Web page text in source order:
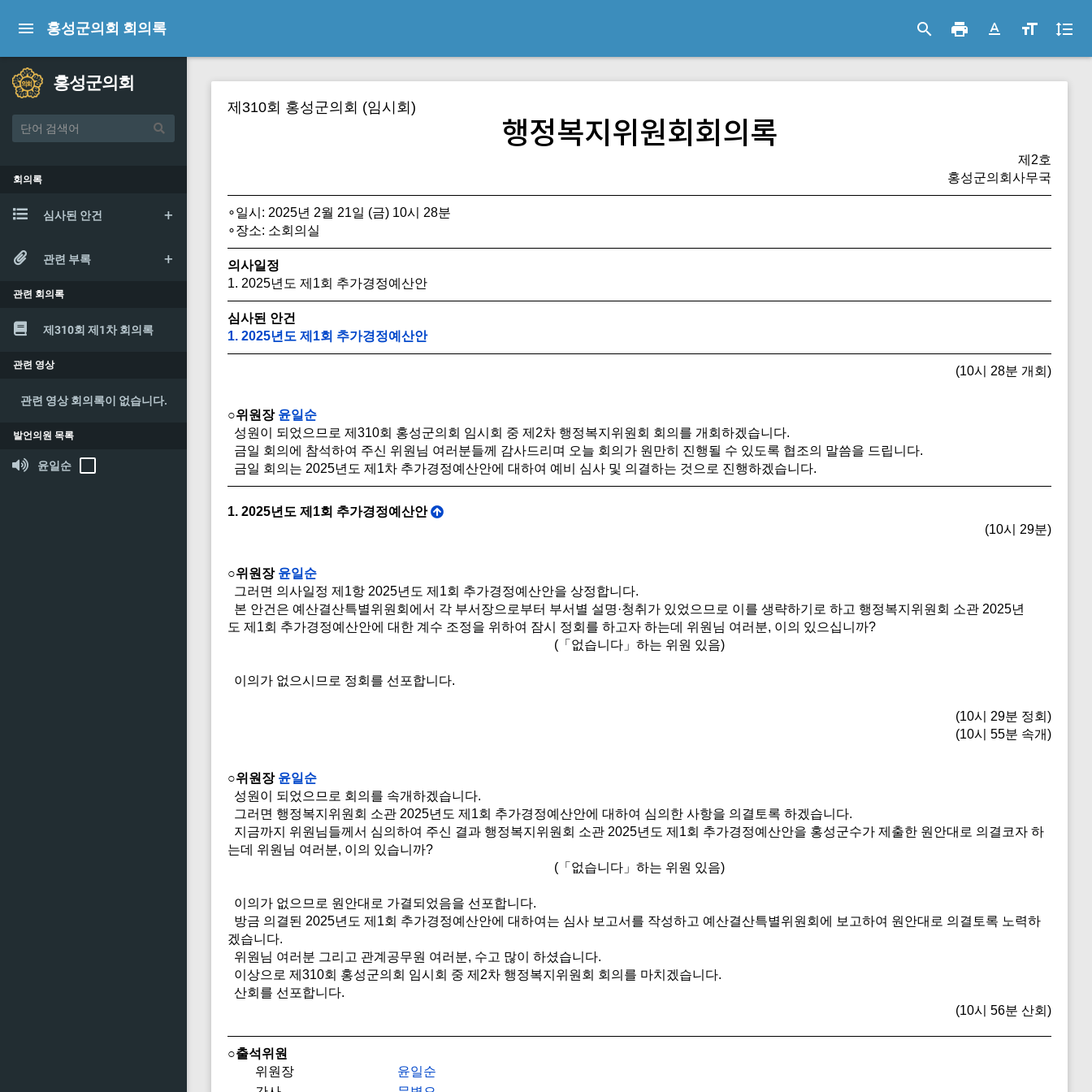
홍성군의회 회의록 search print text_format format_size format_line_spacing
홍성군의회
회의록
심사된 안건
관련 부록
관련 회의록
제310회 제1차 회의록
관련 영상
관련 영상 회의록이 없습니다.
발언의원 목록
윤일순
제310회 홍성군의회 (임시회)
행정복지위원회회의록
제2호
홍성군의회사무국
∘일시: 2025년 2월 21일 (금) 10시 28분
∘장소: 소회의실
의사일정
1. 2025년도 제1회 추가경정예산안
심사된 안건
1. 2025년도 제1회 추가경정예산안
(10시 28분 개회)
○위원장 윤일순
성원이 되었으므로 제310회 홍성군의회 임시회 중 제2차 행정복지위원회 회의를 개회하겠습니다.
금일 회의에 참석하여 주신 위원님 여러분들께 감사드리며 오늘 회의가 원만히 진행될 수 있도록 협조의 말씀을 드립니다.
금일 회의는 2025년도 제1차 추가경정예산안에 대하여 예비 심사 및 의결하는 것으로 진행하겠습니다.
1. 2025년도 제1회 추가경정예산안
(10시 29분)
○위원장 윤일순
그러면 의사일정 제1항 2025년도 제1회 추가경정예산안을 상정합니다.
본 안건은 예산결산특별위원회에서 각 부서장으로부터 부서별 설명·청취가 있었으므로 이를 생략하기로 하고 행정복지위원회 소관 2025년
도 제1회 추가경정예산안에 대한 계수 조정을 위하여 잠시 정회를 하고자 하는데 위원님 여러분, 이의 있으십니까?
(「없습니다」하는 위원 있음)
이의가 없으시므로 정회를 선포합니다.
(10시 29분 정회)
(10시 55분 속개)
○위원장 윤일순
성원이 되었으므로 회의를 속개하겠습니다.
그러면 행정복지위원회 소관 2025년도 제1회 추가경정예산안에 대하여 심의한 사항을 의결토록 하겠습니다.
지금까지 위원님들께서 심의하여 주신 결과 행정복지위원회 소관 2025년도 제1회 추가경정예산안을 홍성군수가 제출한 원안대로 의결코자 하
는데 위원님 여러분, 이의 있습니까?
(「없습니다」하는 위원 있음)
이의가 없으므로 원안대로 가결되었음을 선포합니다.
방금 의결된 2025년도 제1회 추가경정예산안에 대하여는 심사 보고서를 작성하고 예산결산특별위원회에 보고하여 원안대로 의결토록 노력하
겠습니다.
위원님 여러분 그리고 관계공무원 여러분, 수고 많이 하셨습니다.
이상으로 제310회 홍성군의회 임시회 중 제2차 행정복지위원회 회의를 마치겠습니다.
산회를 선포합니다.
(10시 56분 산회)
○출석위원
위원장
윤일순